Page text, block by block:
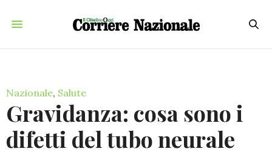
Nazionale, Salute
Gravidanza: cosa sono i
difetti del tubo neurale